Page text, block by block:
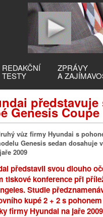
REDAKČNÍ
TESTY
ZPRÁVY
A
Genesis Coupe
vůz firmy Hyundai s
Genesis sedan dosahuje
2009
představil svou dlouho
tiskové konference při
Studie
kupé 2 + 2 s
firmy Hyundai na jaře